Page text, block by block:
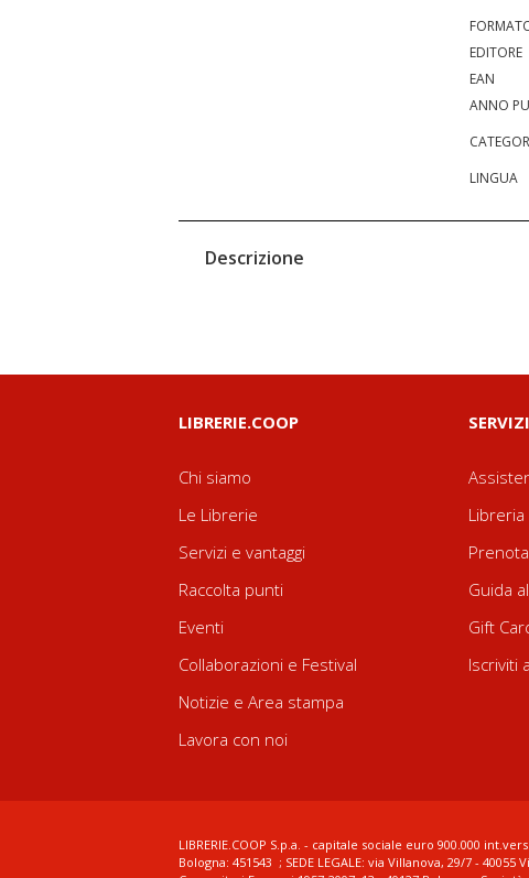
EDITORE
EAN
ANNO
LINGUA
Descrizione
LIBRERIE.COOP
Chi siamo
Le Librerie
Servizi e vantaggi
Raccolta punti
Eventi
Collaborazioni e Festival
Notizie e Area stampa
Lavora con noi
SERVIZI
Guida
Gift
Iscriviti
LIBRERIE.COOP S.p.a. - capitale sociale euro 900.000
Bologna: 451543 ; SEDE LEGALE: via Villanova, 29/7 - 40055